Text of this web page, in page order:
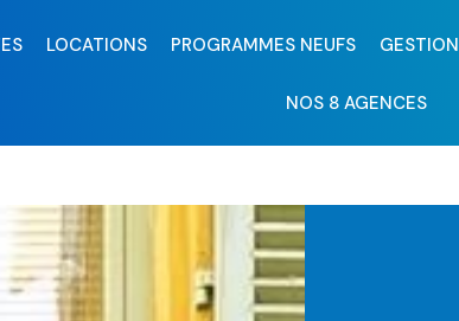
LOCATIONS PROGRAMMES NEUFS GESTION
NOS 8 AGENCES